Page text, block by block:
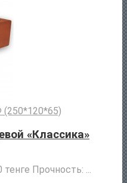
(250*120*65)
«Классика»
Прочность: ...